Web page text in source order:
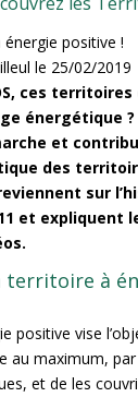
le 25/02/2019
ces
énergétique
et
des
sur
et expliquent
territoire à
positive vise
au maximum,
et de les